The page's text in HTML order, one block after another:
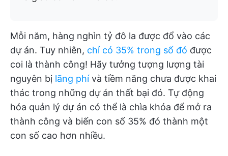
Mỗi năm, hàng nghìn tỷ đô la được đổ vào các
dự án. Tuy nhiên, chỉ có 35% trong số đó được
coi là thành công! Hãy tưởng tượng lượng tài
nguyên bị lãng phívà tiềm năng chưa được khai
thác trong những dự án thất bại đó. Tự động
hóa quản lý dự án có thể là chìa khóa để mở ra
thành công và biến con số 35% đó thành một
con số cao hơn nhiều.